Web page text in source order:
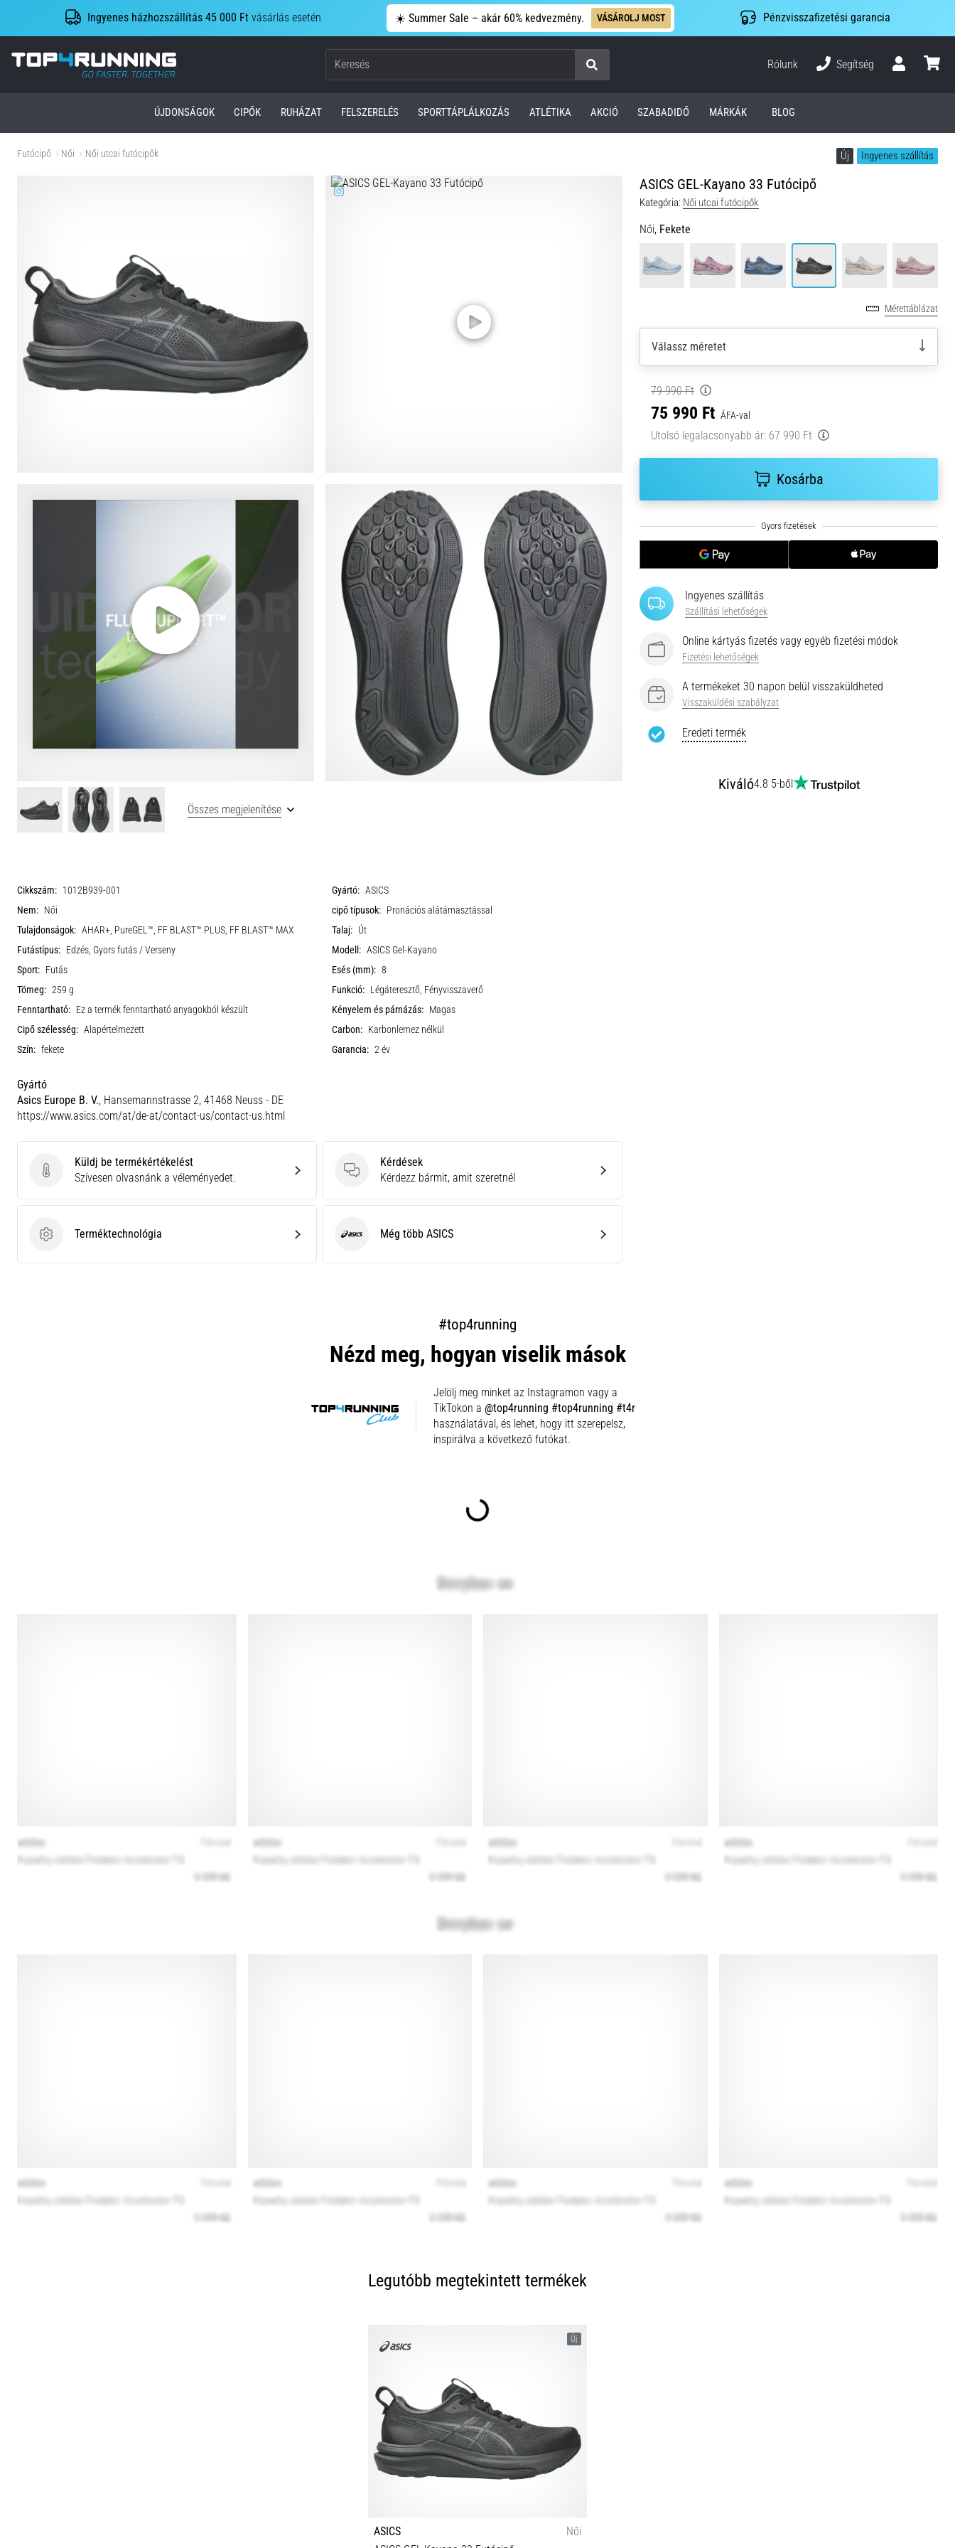
Ingyenes házhozszállítás 45 000 Ft vásárlás esetén ☀️ Summer Sale – akár 60% kedvezmény. VÁSÁROLJ MOST Pénzvisszafizetési garancia
Top4Running.hu
Keresés
Rólunk
Segítség
ÚJDONSÁGOK CIPŐK RUHÁZAT FELSZERELÉS SPORTTÁPLÁLKOZÁS ATLÉTIKA AKCIÓ SZABADIDŐ MÁRKÁK BLOG
Futócipő Női Női utcai futócipők Új Ingyenes szállítás
ASICS GEL-Kayano 33 Futócipő
Kategória: Női utcai futócipők
Női, Fekete
Mérettáblázat
Válassz méretet
79 990 Ft
75 990 Ft ÁFA-val
Utolsó legalacsonyabb ár: 67 990 Ft
Kosárba
Ingyenes szállítás
Szállítási lehetőségek
Online kártyás fizetés vagy egyéb fizetési módok
Fizetési lehetőségek
A termékeket 30 napon belül visszaküldheted
Visszaküldési szabályzat
Eredeti termék
Kiváló4.8 5-ből
Összes megjelenítése
Cikkszám: 1012B939-001 Gyártó: ASICS
Nem: Női cipő típusok: Pronációs alátámasztással
Tulajdonságok: AHAR+, PureGEL™, FF BLAST™ PLUS, FF BLAST™ MAX Talaj: Út
Futástípus: Edzés, Gyors futás / Verseny Modell: ASICS Gel-Kayano
Sport: Futás Esés (mm): 8
Tömeg: 259 g Funkció: Légáteresztő, Fényvisszaverő
Fenntartható: Ez a termék fenntartható anyagokból készült Kényelem és párnázás: Magas
Cipő szélesség: Alapértelmezett Carbon: Karbonlemez nélkül
Szín: fekete Garancia: 2 év
Gyártó
Asics Europe B. V., Hansemannstrasse 2, 41468 Neuss - DE
https://www.asics.com/at/de-at/contact-us/contact-us.html
Küldj be termékértékelést
Küldj be termékértékelést
Szívesen olvasnánk a véleményedet.
Kérdések
Kérdések
Kérdezz bármit, amit szeretnél
Terméktechnológia
Terméktechnológia ASICS Még több ASICS
#top4running
Nézd meg, hogyan viselik mások
Jelölj meg minket az Instagramon vagy a
TikTokon a @top4running #top4running #t4r
használatával, és lehet, hogy itt szerepelsz,
inspirálva a következő futókat.
Legutóbb megtekintett termékek
Új
ASICS
Női